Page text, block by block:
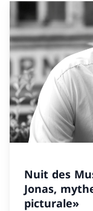
Nuit des
Jonas,
picturale»